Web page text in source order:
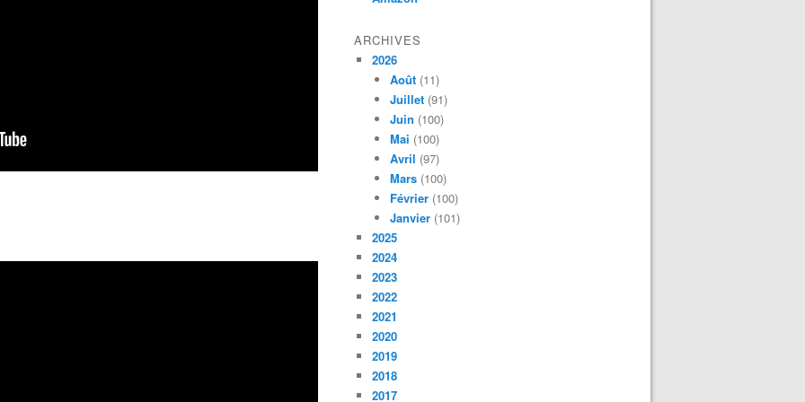
ARCHIVES
2026
Août (11)
Juillet (91)
Juin (100)
Mai (100)
Avril (97)
Mars (100)
Février (100)
Janvier (101)
2025
2024
2023
2022
2021
2020
2019
2018
2017